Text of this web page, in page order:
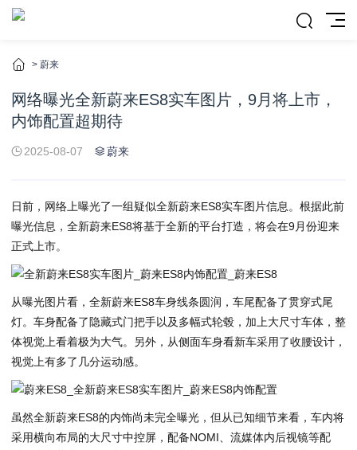
> 蔚来
网络曝光全新蔚来ES8实车图片，9月将上市，
内饰配置超期待
2025-08-07 蔚来
日前，网络上曝光了一组疑似全新蔚来ES8实车图片信息。根据此前
曝光信息，全新蔚来ES8将基于全新的平台打造，将会在9月份迎来
正式上市。
从曝光图片看，全新蔚来ES8车身线条圆润，车尾配备了贯穿式尾
灯。车身配备了隐藏式门把手以及多幅式轮毂，加上大尺寸车体，整
体视觉上看着极为大气。另外，从侧面车身看新车采用了收腰设计，
视觉上有多了几分运动感。
虽然全新蔚来ES8的内饰尚未完全曝光，但从已知细节来看，车内将
采用横向布局的大尺寸中控屏，配备NOMI、流媒体内后视镜等配